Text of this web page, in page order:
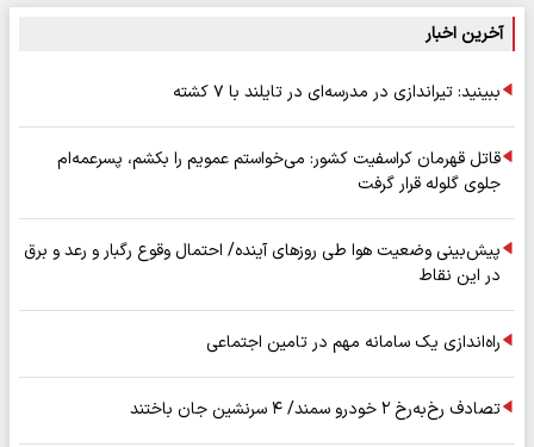
آخرین اخبار
ببینید: تیراندازی در مدرسه‌ای در تایلند با ۷ کشته
قاتل قهرمان کراسفیت کشور: می‌خواستم عمویم را بکشم، پسرعمه‌ام
جلوی گلوله قرار گرفت
پیش‌بینی وضعیت هوا طی روزهای آینده/ احتمال وقوع رگبار و رعد و برق
در این نقاط
راه‌اندازی یک سامانه مهم در تامین اجتماعی
تصادف رخ‌به‌رخ ۲ خودرو سمند/ ۴ سرنشین جان باختند